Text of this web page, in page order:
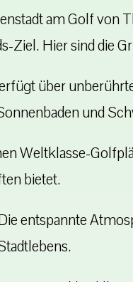
am Golf von
Ziel. Hier sind die
über
und
Weltklasse-
bietet.
entspannte